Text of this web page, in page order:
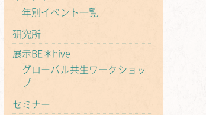
年別イベント一覧
研究所
展示BE＊hive
グローバル共生ワークショッ
プ
セミナー